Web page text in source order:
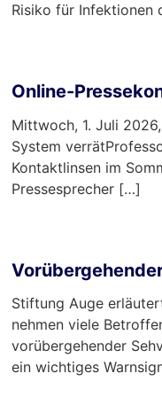
Risiko für Infektionen
Online-
Mittwoch, 1. Juli
System
Kontaktlinsen im
Pressesprecher […]
Stiftung Auge
nehmen viele
vorübergehender
ein wichtiges